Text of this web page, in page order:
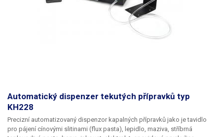
Automatický dispenzer tekutých přípravků typ
KH228
Precizní automatizovaný dispenzor kapalných přípravků jako je tavidlo
pro pájení cínovými slitinami (flux pasta), lepidlo, maziva, stříbrná